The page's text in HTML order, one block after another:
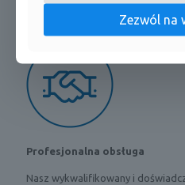
Dysponujemy wysokiej jakości
obecność marki Sinclair na rynku
Profesjonalna obsługa
Nasz wykwalifikowany i
Zezwól na